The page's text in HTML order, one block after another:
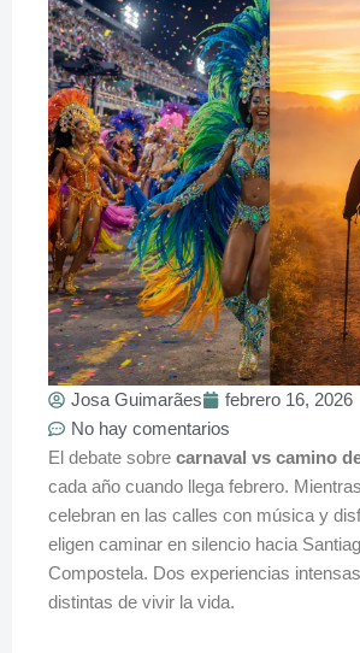
Josa Guimarães
febrero 16, 2026
No hay comentarios
El debate sobre carnaval vs camino
cada año cuando llega febrero.
celebran en las calles con música y
eligen caminar en silencio hacia
Compostela. Dos experiencias
distintas de vivir la vida.